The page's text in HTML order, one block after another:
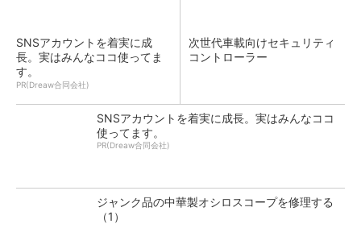
SNSアカウントを着実に成
長。実はみんなココ使ってま
す。
PR(Dreaw合同会社)
次世代車載向けセキュリティ
コントローラー
SNSアカウントを着実に成長。実はみんなココ
使ってます。
PR(Dreaw合同会社)
ジャンク品の中華製オシロスコープを修理する
（1）